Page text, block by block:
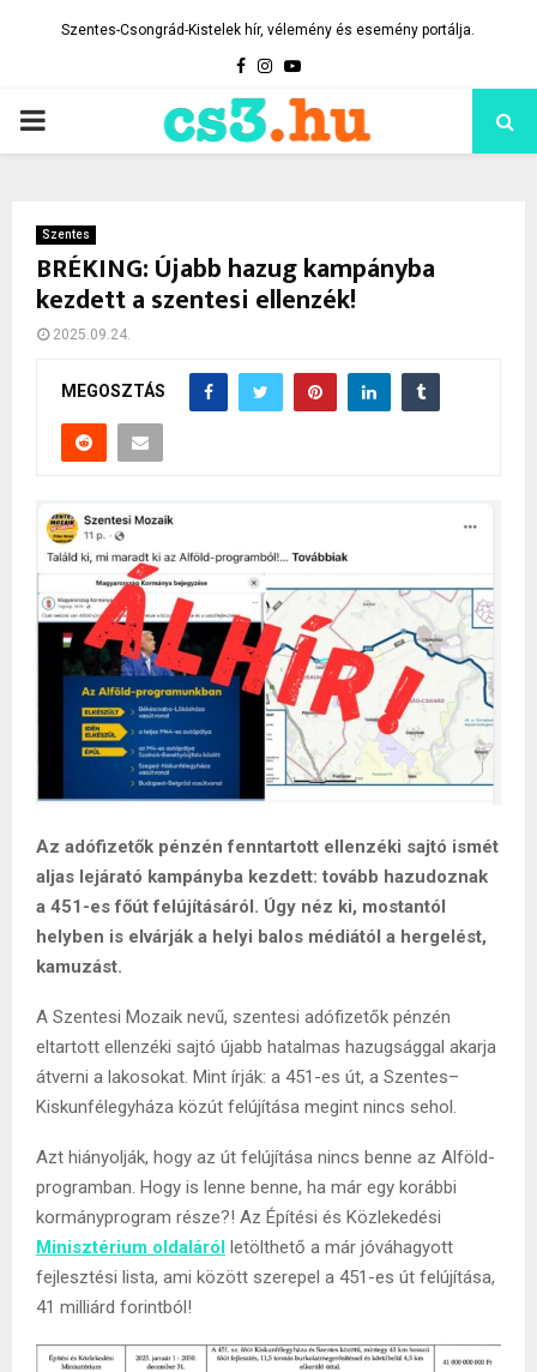
Szentes-Csongrád-Kistelek hír, vélemény és esemény portálja.
Facebook
Instagram
Youtube
PRIMARY
Szentes
BRÉKING: Újabb hazug kampányba
kezdett a szentesi ellenzék!
2025.09.24.
MEGOSZTÁS
Az adófizetők pénzén fenntartott ellenzéki sajtó ismét
aljas lejárató kampányba kezdett: tovább hazudoznak
a 451-es főút felújításáról. Úgy néz ki, mostantól
helyben is elvárják a helyi balos médiától a hergelést,
kamuzást.
A Szentesi Mozaik nevű, szentesi adófizetők pénzén
eltartott ellenzéki sajtó újabb hatalmas hazugsággal akarja
átverni a lakosokat. Mint írják: a 451-es út, a Szentes–
Kiskunfélegyháza közút felújítása megint nincs sehol.
Azt hiányolják, hogy az út felújítása nincs benne az Alföld-
programban. Hogy is lenne benne, ha már egy korábbi
kormányprogram része?! Az Építési és Közlekedési
Minisztérium oldaláról letölthető a már jóváhagyott
fejlesztési lista, ami között szerepel a 451-es út felújítása,
41 milliárd forintból!